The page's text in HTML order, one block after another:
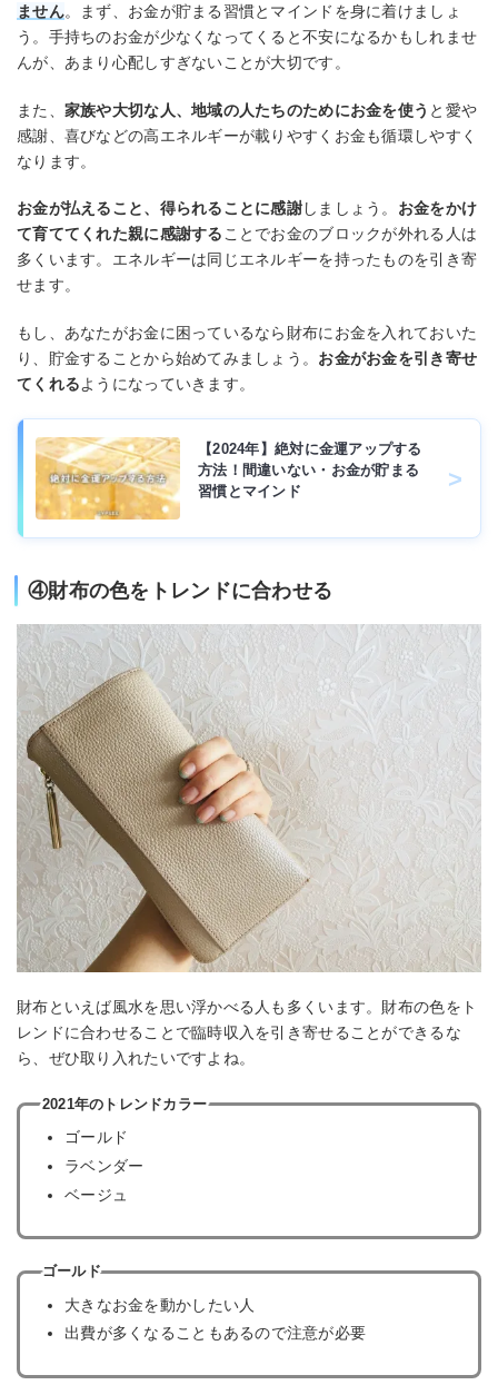
ません。まず、お金が貯まる習慣とマインドを身に着けましょ
う。手持ちのお金が少なくなってくると不安になるかもしれませ
んが、あまり心配しすぎないことが大切です。
また、 家族や大切な人、地域の人たちのためにお金を使う と愛や
感謝、喜びなどの高エネルギーが載りやすくお金も循環しやすく
なります。
お金が払えること、得られることに感謝しましょう。 お金をかけ
て育ててくれた親に感謝することでお金のブロックが外れる人は
多くいます。エネルギーは同じエネルギーを持ったものを引き寄
せます。
もし、あなたがお金に困っているなら財布にお金を入れておいた
り、貯金することから始めてみましょう。 お金がお金を引き寄せ
てくれるようになっていきます。
【2024年】絶対に金運アップする
方法！間違いない・お金が貯まる
習慣とマインド
④財布の色をトレンドに合わせる
財布といえば風水を思い浮かべる人も多くいます。財布の色をト
レンドに合わせることで臨時収入を引き寄せることができるな
ら、ぜひ取り入れたいですよね。
2021年のトレンドカラー
ゴールド
ラベンダー
ベージュ
ゴールド
大きなお金を動かしたい人
出費が多くなることもあるので注意が必要